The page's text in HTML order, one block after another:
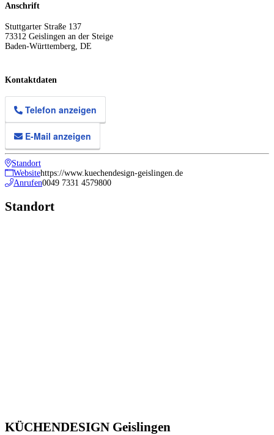
Anschrift
Stuttgarter Straße 137
73312 Geislingen an der Steige
Baden-Württemberg, DE
Kontaktdaten
Telefon anzeigen
E-Mail anzeigen
Standort
Websitehttps://www.kuechendesign-geislingen.de
Anrufen0049 7331 4579800
Standort
KÜCHENDESIGN Geislingen